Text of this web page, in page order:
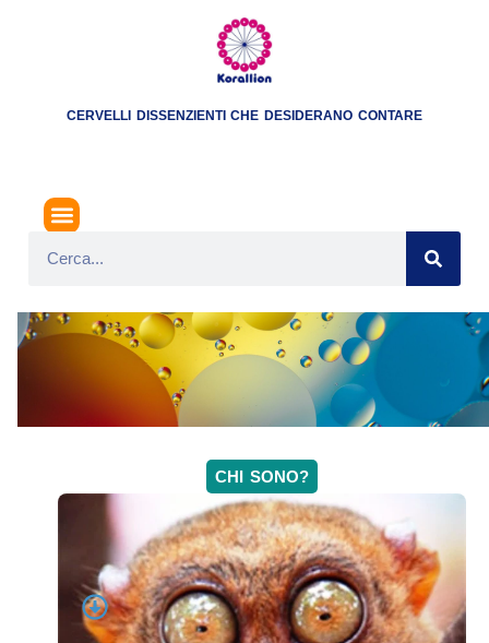
CERVELLI DISSENZIENTI CHE DESIDERANO CONTARE
CHI SONO?